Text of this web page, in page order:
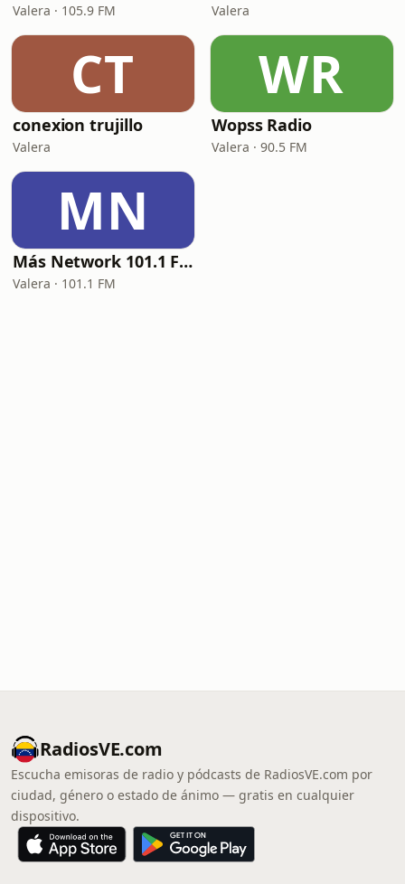
Valera · 105.9 FM Valera
CT
conexion trujillo
Valera
WR
Wopss Radio
Valera · 90.5 FM
MN
Más Network 101.1 FM
Valera · 101.1 FM
RadiosVE.com
Escucha emisoras de radio y pódcasts de RadiosVE.com por
ciudad, género o estado de ánimo — gratis en cualquier
dispositivo.